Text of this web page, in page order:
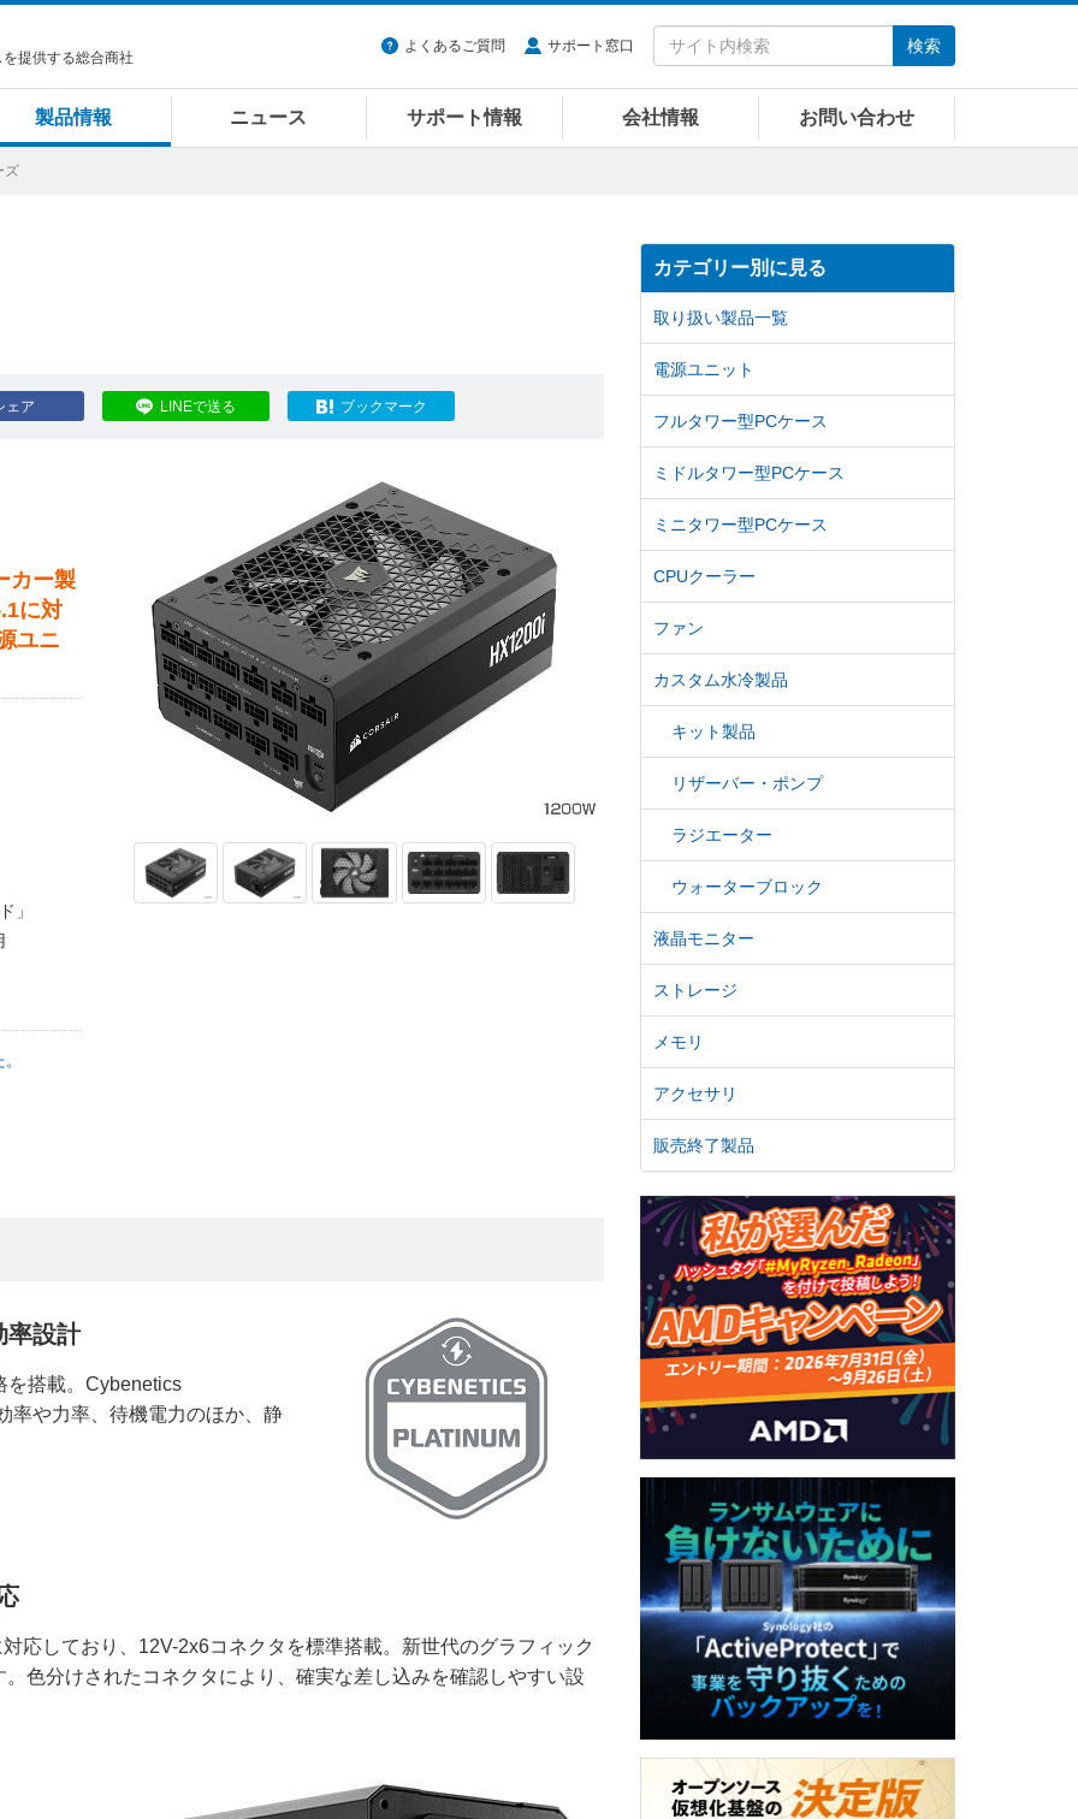
提供する総合商社
よくあるご質問 サポート窓口 検索
製品情報 ニュース サポート情報 会社情報 お問い合わせ
ズ
ェア LINEで送る ブックマーク
カー製
に対
ユニ
」
率設計
を搭載。Cybenetics
率や力率、待機電力のほか、静
応しており、12V-2x6コネクタを標準搭載。新世代のグラフィック
色分けされたコネクタにより、確実な差し込みを確認しやすい設
カテゴリー別に見る
取り扱い製品一覧
電源ユニット
フルタワー型PCケース
ミドルタワー型PCケース
ミニタワー型PCケース
CPUクーラー
ファン
カスタム水冷製品
キット製品
リザーバー・ポンプ
ラジエーター
ウォーターブロック
液晶モニター
ストレージ
メモリ
アクセサリ
販売終了製品